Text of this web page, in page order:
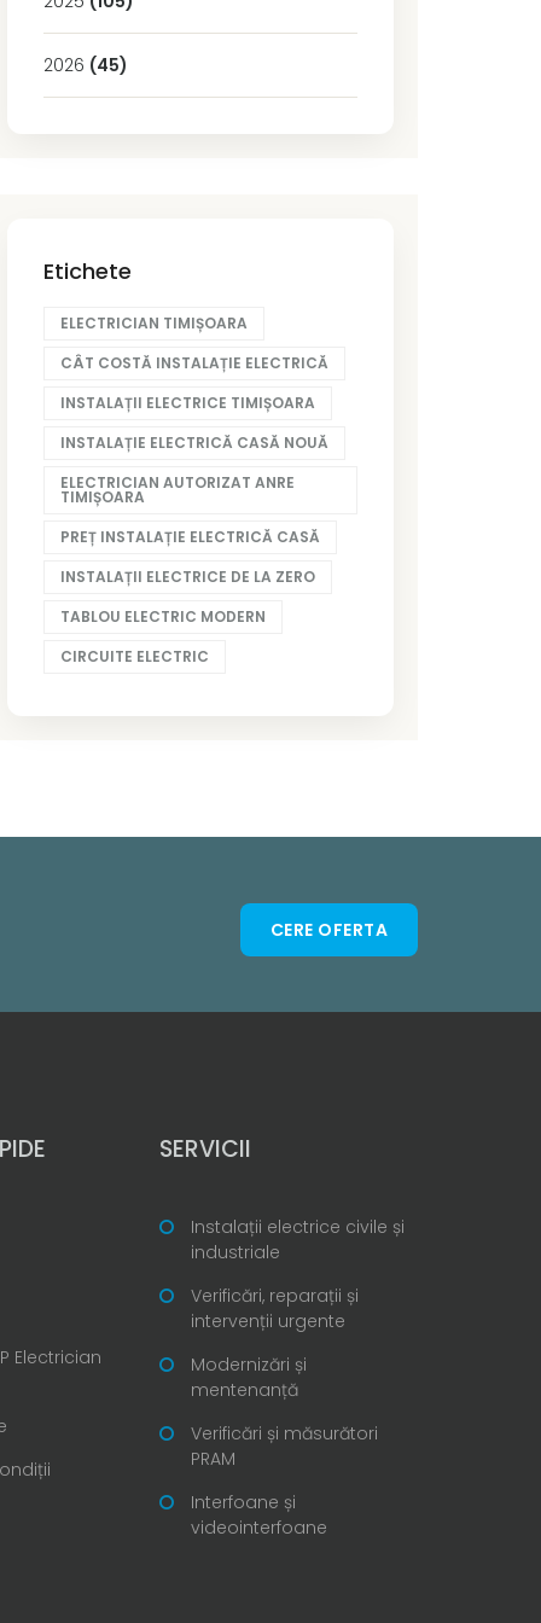
2026 (45)
Etichete
ELECTRICIAN TIMIȘOARA
CÂT COSTĂ INSTALAȚIE ELECTRICĂ
INSTALAȚII ELECTRICE TIMIȘOARA
INSTALAȚIE ELECTRICĂ CASĂ NOUĂ
ELECTRICIAN AUTORIZAT ANRE
TIMIȘOARA
PREȚ INSTALAȚIE ELECTRICĂ CASĂ
INSTALAȚII ELECTRICE DE LA ZERO
TABLOU ELECTRIC MODERN
CIRCUITE ELECTRIC
CERE OFERTA
Electrician
SERVICII
Instalații electrice civile și
industriale
Verificări, reparații și
intervenții urgente
Modernizări și
mentenanță
Verificări și măsurători
PRAM
Interfoane și
videointerfoane